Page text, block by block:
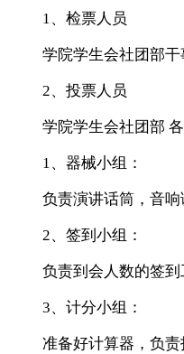
1、检票人员
学院学生会社团部干
2、投票人员
学院学生会社团部
1、器械小组：
负责演讲话筒，音响
2、签到小组：
负责到会人数的签到
3、计分小组：
准备好计算器，负